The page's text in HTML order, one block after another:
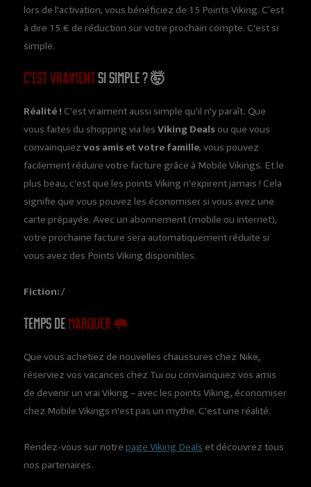
lors de l'activation, vous bénéficiez de 15 Points Viking. C’est
à dire 15 € de réduction sur votre prochain compte. C'est si
simple.
C’est vraimentsi simple ? 🤯
Réalité ! C'est vraiment aussi simple qu'il n'y paraît. Que
vous faites du shopping via les Viking Deals ou que vous
convainquiez vos amis et votre famille, vous pouvez
facilement réduire votre facture grâce à Mobile Vikings. Et le
plus beau, c'est que les points Viking n'expirent jamais ! Cela
signifie que vous pouvez les économiser si vous avez une
carte prépayée. Avec un abonnement (mobile ou internet),
votre prochaine facture sera automatiquement réduite si
vous avez des Points Viking disponibles.
Fiction: /
Temps demarquer 🥅
Que vous achetiez de nouvelles chaussures chez Nike,
réserviez vos vacances chez Tui ou convainquiez vos amis
de devenir un vrai Viking – avec les points Viking, économiser
chez Mobile Vikings n'est pas un mythe. C'est une réalité.
Rendez-vous sur notre page Viking Deals et découvrez tous
nos partenaires.